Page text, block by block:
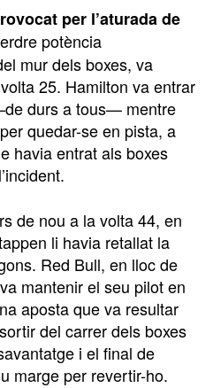
per l’aturada de
potència
mur dels boxes, va
25. Hamilton va entrar
durs a tous— mentre
quedar-se en pista, a
havia entrat als boxes
de nou a la volta 44, en
li havia retallat la
Red Bull, en lloc de
mantenir el seu pilot en
aposta que va resultar
del carrer dels boxes
i el final de
marge per revertir-ho.